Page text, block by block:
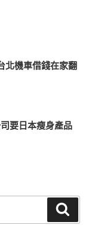
北機車借錢在家翻
要日本瘦身產品